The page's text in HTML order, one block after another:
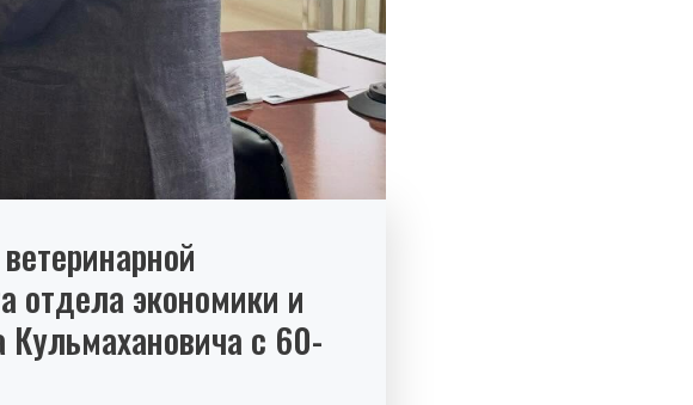
отдела экономики и
с 60-